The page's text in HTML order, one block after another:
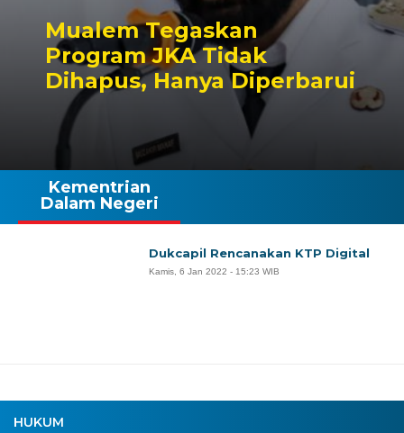
Mualem Tegaskan
Program JKA Tidak
Dihapus, Hanya Diperbarui
HUKUM
Kementrian
Dalam Negeri
Dukcapil Rencanakan KTP Digital
Kamis, 6 Jan 2022 - 15:23 WIB